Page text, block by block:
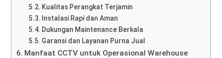
Kualitas Perangkat Terjamin
Instalasi Rapi dan Aman
Dukungan Maintenance Berkala
Garansi dan Layanan Purna Jual
Manfaat CCTV untuk Operasional Warehouse